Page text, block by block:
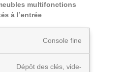
multifonctions
à l’entrée
Console fine
Dépôt des clés, vide-